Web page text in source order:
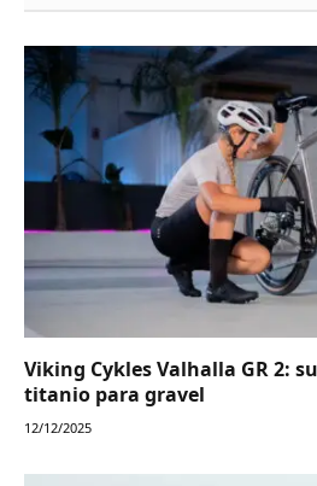
Viking Cykles Valhalla GR 2:
titanio para gravel
12/12/2025